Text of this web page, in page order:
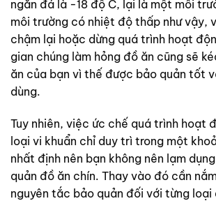
ngăn đá là -18 độ C, lại là một môi
môi trường có nhiệt độ thấp như vậy,
chậm lại hoặc dừng quá trình hoạt
gian chúng làm hỏng đồ ăn cũng sẽ
ăn của bạn vì thế được bảo quản tốt
dùng.
Tuy nhiên, việc ức chế quá trình hoạt
loại vi khuẩn chỉ duy trì trong một
nhất định nên bạn không nên lạm
quản đồ ăn chín. Thay vào đó cần
nguyên tắc bảo quản đối với từng loại